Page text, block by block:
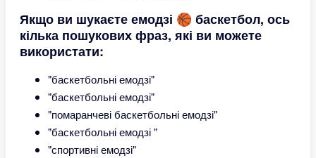
Якщо ви шукаєте емодзі 🏀 баскетбол, ось
кілька пошукових фраз, які ви можете
використати:
"баскетбольні емодзі"
"баскетбольні емодзі"
"помаранчеві баскетбольні емодзі"
"баскетбольні емодзі "
"спортивні емодзі"